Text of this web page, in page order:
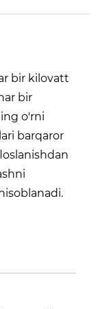
bir kilovatt
bir
o'rni
barqaror